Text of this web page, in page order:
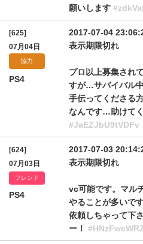
願いします
[625]
07月04日
協力
PS4
2017-07-04
表示期限切れ
プロ以上募集され
すが…サバイバル
手伝ってくださる
なんです…助けて
#JaEZJbU9tVDFv
[624]
07月03日
フレンド
PS4
2017-07-03
表示期限切れ
vc可能です。マル
やることが多いで
依頼しちゃって下
ー！